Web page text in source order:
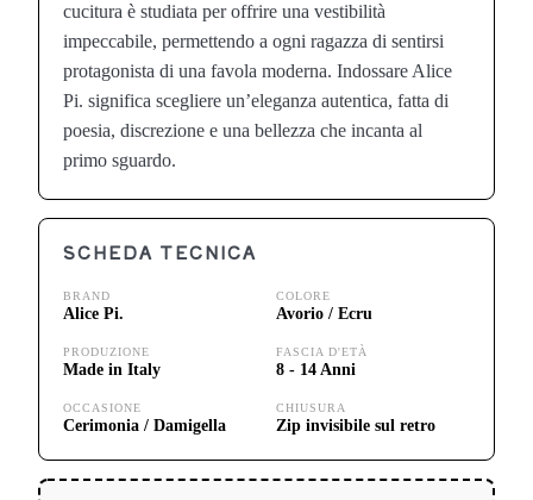
cucitura è studiata per offrire una vestibilità
impeccabile, permettendo a ogni ragazza di sentirsi
protagonista di una favola moderna. Indossare Alice
Pi. significa scegliere un’eleganza autentica, fatta di
poesia, discrezione e una bellezza che incanta al
primo sguardo.
SCHEDA TECNICA
BRAND
Alice Pi.
COLORE
Avorio / Ecru
PRODUZIONE
Made in Italy
FASCIA D'ETÀ
8 - 14 Anni
OCCASIONE
Cerimonia / Damigella
CHIUSURA
Zip invisibile sul retro